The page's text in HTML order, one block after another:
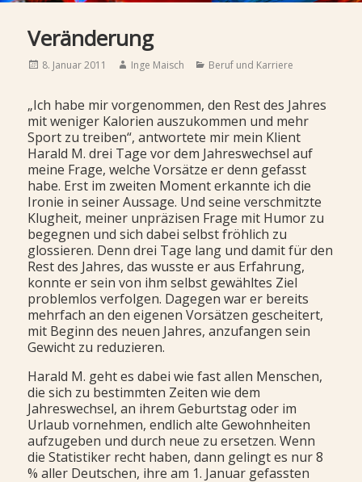
Veränderung
Posted
8. Januar 2011 Author
Inge Maisch Categories
Beruf und Karriere
„Ich habe mir vorgenommen, den Rest des Jahres
mit weniger Kalorien auszukommen und mehr
Sport zu treiben“, antwortete mir mein Klient
Harald M. drei Tage vor dem Jahreswechsel auf
meine Frage, welche Vorsätze er denn gefasst
habe. Erst im zweiten Moment erkannte ich die
Ironie in seiner Aussage. Und seine verschmitzte
Klugheit, meiner unpräzisen Frage mit Humor zu
begegnen und sich dabei selbst fröhlich zu
glossieren. Denn drei Tage lang und damit für den
Rest des Jahres, das wusste er aus Erfahrung,
konnte er sein von ihm selbst gewähltes Ziel
problemlos verfolgen. Dagegen war er bereits
mehrfach an den eigenen Vorsätzen gescheitert,
mit Beginn des neuen Jahres, anzufangen sein
Gewicht zu reduzieren.
Harald M. geht es dabei wie fast allen Menschen,
die sich zu bestimmten Zeiten wie dem
Jahreswechsel, an ihrem Geburtstag oder im
Urlaub vornehmen, endlich alte Gewohnheiten
aufzugeben und durch neue zu ersetzen. Wenn
die Statistiker recht haben, dann gelingt es nur 8
% aller Deutschen, ihre am 1. Januar gefassten